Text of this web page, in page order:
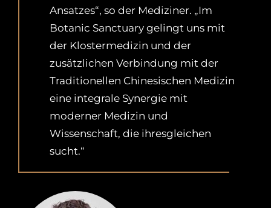
Ansatzes“, so der Mediziner. „Im
Botanic Sanctuary gelingt uns mit
der Klostermedizin und der
zusätzlichen Verbindung mit der
Traditionellen Chinesischen Medizin
eine integrale Synergie mit
moderner Medizin und
Wissenschaft, die ihresgleichen
sucht.“